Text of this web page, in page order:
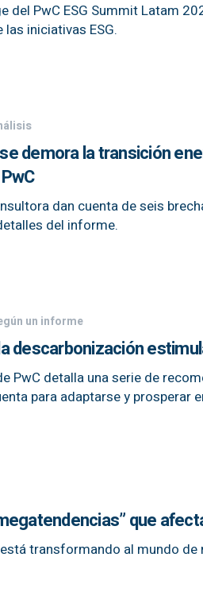
del PwC ESG Summit Latam
iniciativas ESG.
demora la transición
dan cuenta de seis
del informe.
un informe
descarbonización
PwC detalla una serie de
para adaptarse y prosperar
que
transformando al mundo